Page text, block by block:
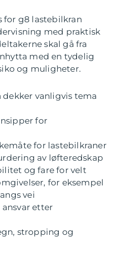
for g8 lastebilkran
med praktisk
skal gå fra
med en tydelig
og muligheter.
dekker vanligvis tema
for
for lastebilkraner
av løfteredskap
og fare for velt
for eksempel
vei
etter
stropping og